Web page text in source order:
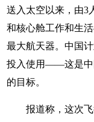
送入太空以来，由3
和核心舱工作和生
最大航天器。中国
投入使用——这是中
的目标。
报道称，这次